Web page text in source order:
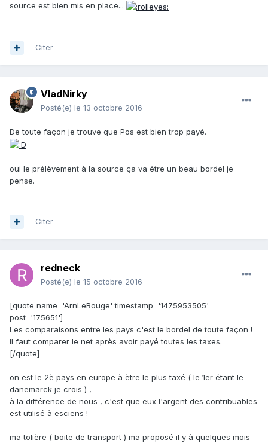
source est bien mis en place...
Citer
VladNirky
Posté(e) le 13 octobre 2016
De toute façon je trouve que Pos est bien trop payé.
oui le prélèvement à la source ça va être un beau bordel je
pense.
Citer
redneck
Posté(e) le 15 octobre 2016
[quote name='ArnLeRouge' timestamp='1475953505'
post='175651']
Les comparaisons entre les pays c'est le bordel de toute façon !
Il faut comparer le net après avoir payé toutes les taxes.
[/quote]
on est le 2è pays en europe à ètre le plus taxé ( le 1er étant le
danemarck je crois ) ,
à la différence de nous , c'est que eux l'argent des contribuables
est utilisé à esciens !
ma tolière ( boite de transport ) ma proposé il y à quelques mois